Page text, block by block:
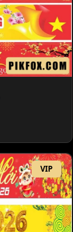
VIP